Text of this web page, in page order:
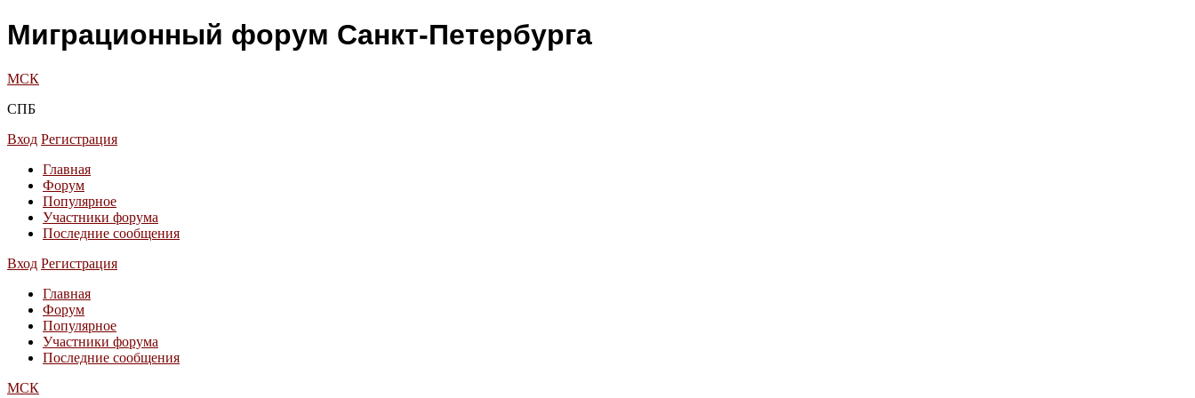
Миграционный форум Санкт-Петербурга
МСК
СПБ
Вход Регистрация
Главная
Форум
Популярное
Участники форума
Последние сообщения
Вход Регистрация
Главная
Форум
Популярное
Участники форума
Последние сообщения
МСК